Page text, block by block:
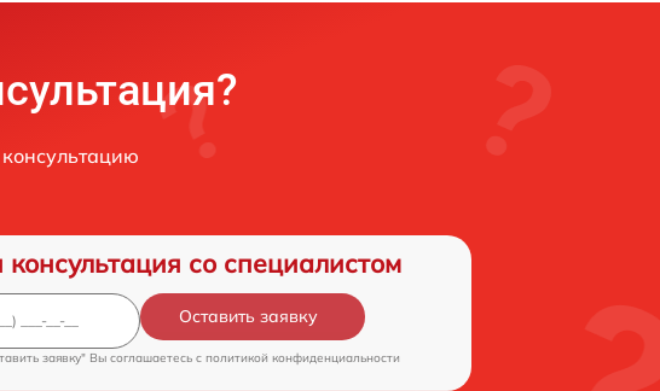
со специалистом
Оставить заявку
заявку" Вы соглашаетесь c политикой конфиденциальности